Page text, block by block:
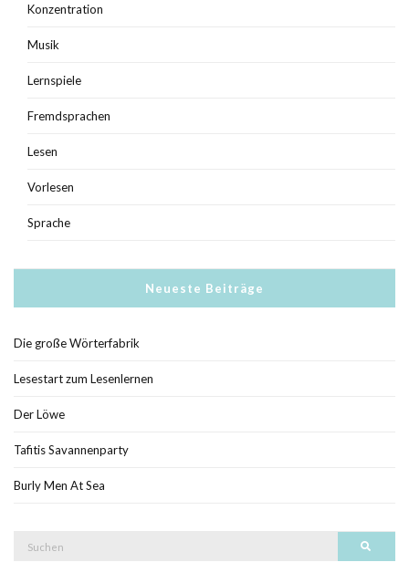
Konzentration
Musik
Lernspiele
Fremdsprachen
Lesen
Vorlesen
Sprache
Neueste Beiträge
Die große Wörterfabrik
Lesestart zum Lesenlernen
Der Löwe
Tafitis Savannenparty
Burly Men At Sea